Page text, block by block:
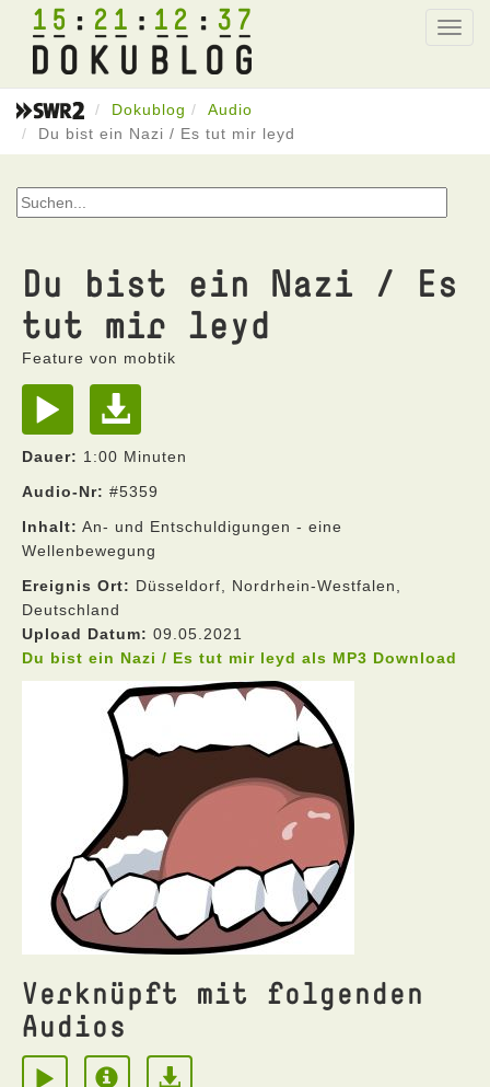
15 21 12 37
Dokublog
Audio
Du bist ein Nazi / Es tut mir leyd
Du bist ein Nazi / Es
tut mir leyd
Feature von mobtik
Dauer: 1:00 Minuten
Audio-Nr: #5359
Inhalt: An- und Entschuldigungen - eine
Wellenbewegung
Ereignis Ort: Düsseldorf, Nordrhein-Westfalen,
Deutschland
Upload Datum: 09.05.2021
Du bist ein Nazi / Es tut mir leyd als MP3 Download
Verknüpft mit folgenden
Audios